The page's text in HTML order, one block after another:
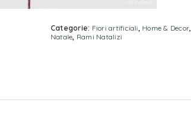
Categorie: Fiori artificiali, Home & Decor,
Natale, Rami Natalizi